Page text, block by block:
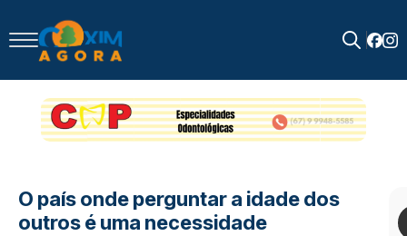
for:
O país onde perguntar a idade dos
outros é uma necessidade